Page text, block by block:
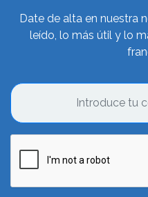
Date de alta en nuestra
leído, lo más útil y lo